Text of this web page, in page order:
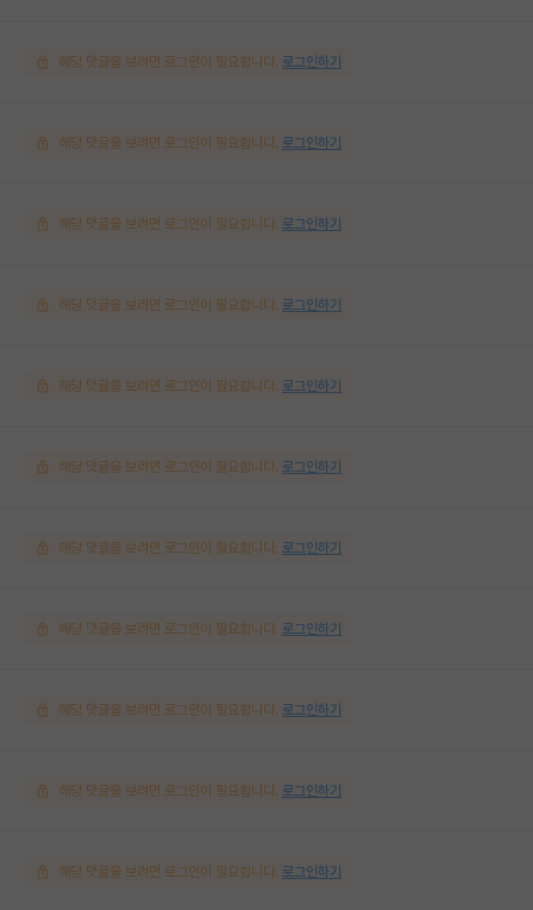
해당 댓글을 보려면 로그인이 필요합니다. 로그인하기
해당 댓글을 보려면 로그인이 필요합니다. 로그인하기
해당 댓글을 보려면 로그인이 필요합니다. 로그인하기
해당 댓글을 보려면 로그인이 필요합니다. 로그인하기
해당 댓글을 보려면 로그인이 필요합니다. 로그인하기
해당 댓글을 보려면 로그인이 필요합니다. 로그인하기
해당 댓글을 보려면 로그인이 필요합니다. 로그인하기
해당 댓글을 보려면 로그인이 필요합니다. 로그인하기
해당 댓글을 보려면 로그인이 필요합니다. 로그인하기
해당 댓글을 보려면 로그인이 필요합니다. 로그인하기
해당 댓글을 보려면 로그인이 필요합니다. 로그인하기